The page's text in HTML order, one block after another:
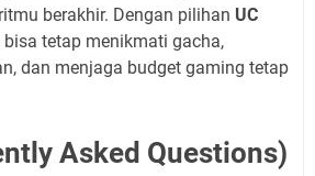
berakhir. Dengan pilihan UC
bisa tetap menikmati gacha,
dan menjaga budget gaming tetap
Asked Questions)